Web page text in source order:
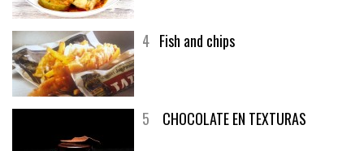
4 Fish and chips
5 CHOCOLATE EN TEXTURAS